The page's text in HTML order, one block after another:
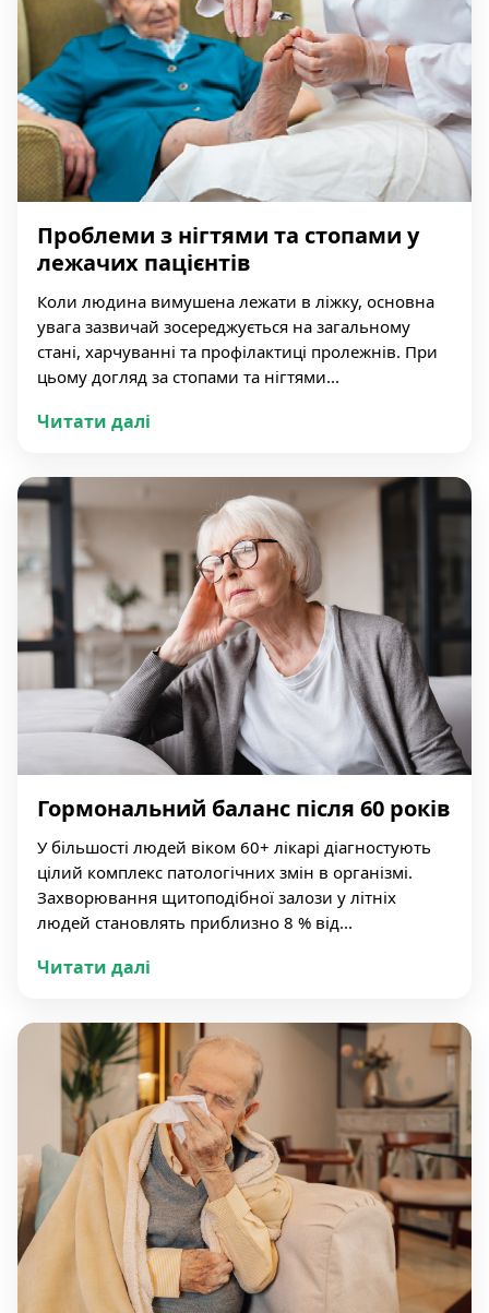
Проблеми з нігтями та стопами у
лежачих пацієнтів
Коли людина вимушена лежати в ліжку, основна
увага зазвичай зосереджується на загальному
стані, харчуванні та профілактиці пролежнів. При
цьому догляд за стопами та нігтями...
Читати далі
Гормональний баланс після 60 років
У більшості людей віком 60+ лікарі діагностують
цілий комплекс патологічних змін в організмі.
Захворювання щитоподібної залози у літніх
людей становлять приблизно 8 % від...
Читати далі